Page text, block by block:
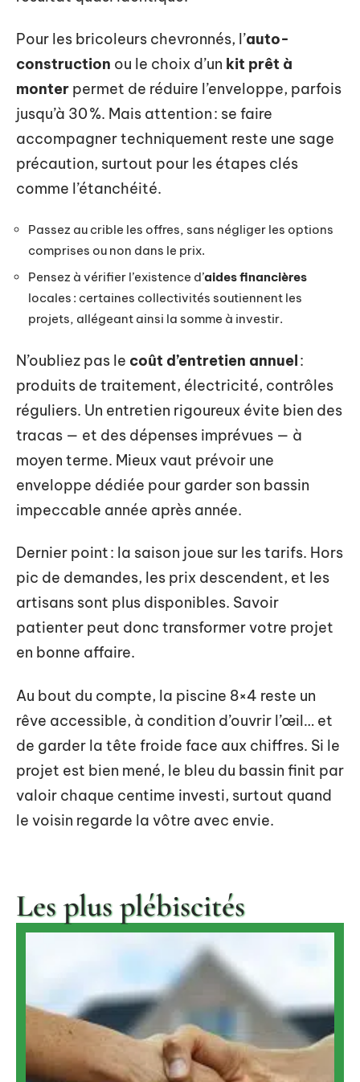
Pour les bricoleurs chevronnés, l’auto-
construction ou le choix d’un kit prêt à
monter permet de réduire l’enveloppe, parfois
jusqu’à 30 %. Mais attention : se faire
accompagner techniquement reste une sage
précaution, surtout pour les étapes clés
comme l’étanchéité.
Passez au crible les offres, sans négliger les options
comprises ou non dans le prix.
Pensez à vérifier l’existence d’aides financières
locales : certaines collectivités soutiennent les
projets, allégeant ainsi la somme à investir.
N’oubliez pas le coût d’entretien annuel:
produits de traitement, électricité, contrôles
réguliers. Un entretien rigoureux évite bien des
tracas — et des dépenses imprévues — à
moyen terme. Mieux vaut prévoir une
enveloppe dédiée pour garder son bassin
impeccable année après année.
Dernier point : la saison joue sur les tarifs. Hors
pic de demandes, les prix descendent, et les
artisans sont plus disponibles. Savoir
patienter peut donc transformer votre projet
en bonne affaire.
Au bout du compte, la piscine 8×4 reste un
rêve accessible, à condition d’ouvrir l’œil… et
de garder la tête froide face aux chiffres. Si le
projet est bien mené, le bleu du bassin finit par
valoir chaque centime investi, surtout quand
le voisin regarde la vôtre avec envie.
Les plus plébiscités